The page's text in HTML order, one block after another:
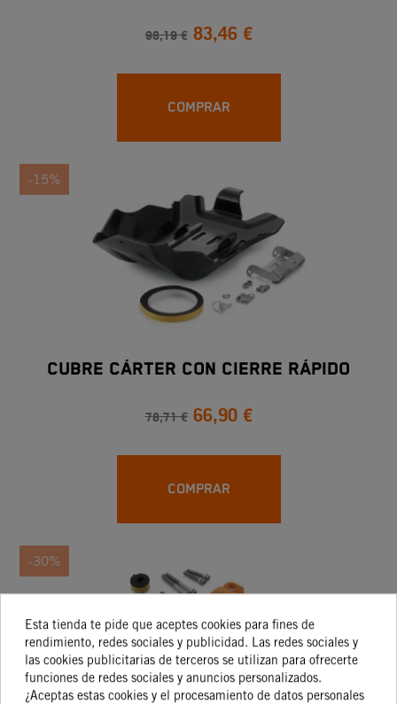
98,19 € 83,46 €
COMPRAR
-15%
CUBRE CÁRTER CON CIERRE RÁPIDO
78,71 € 66,90 €
COMPRAR
-30%
Esta tienda te pide que aceptes cookies para fines de
rendimiento, redes sociales y publicidad. Las redes sociales y
las cookies publicitarias de terceros se utilizan para ofrecerte
funciones de redes sociales y anuncios personalizados.
¿Aceptas estas cookies y el procesamiento de datos personales